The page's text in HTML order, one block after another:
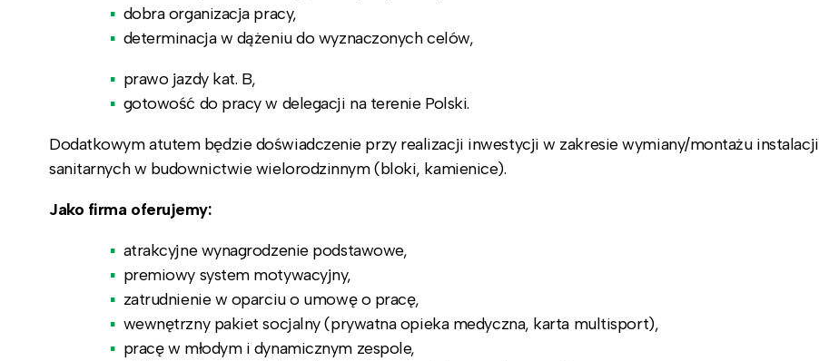
dobra organizacja pracy,
determinacja w dążeniu do wyznaczonych celów,
prawo jazdy kat. B,
gotowość do pracy w delegacji na terenie Polski.
Dodatkowym atutem będzie doświadczenie przy realizacji inwestycji w zakresie wymiany/montażu instalacji
sanitarnych w budownictwie wielorodzinnym (bloki, kamienice).
Jako firma oferujemy:
atrakcyjne wynagrodzenie podstawowe,
premiowy system motywacyjny,
zatrudnienie w oparciu o umowę o pracę,
wewnętrzny pakiet socjalny (prywatna opieka medyczna, karta multisport),
pracę w młodym i dynamicznym zespole,